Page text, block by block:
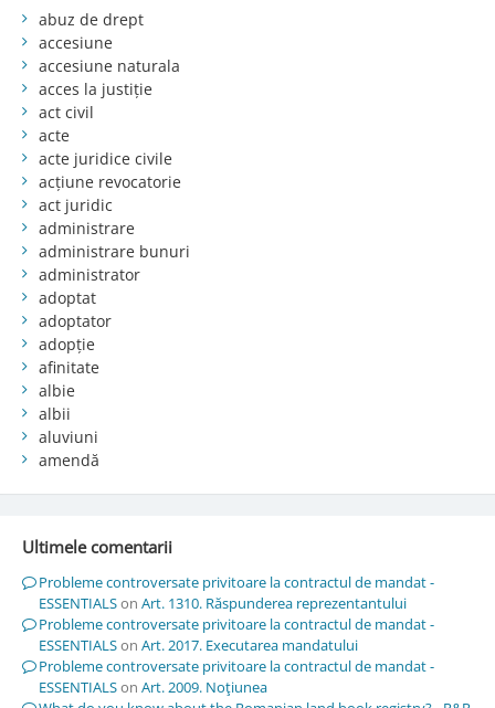
abuz de drept
accesiune
accesiune naturala
acces la justiție
act civil
acte
acte juridice civile
acțiune revocatorie
act juridic
administrare
administrare bunuri
administrator
adoptat
adoptator
adopție
afinitate
albie
albii
aluviuni
amendă
Ultimele comentarii
Probleme controversate privitoare la contractul de mandat -
ESSENTIALSon Art. 1310. Răspunderea reprezentantului
Probleme controversate privitoare la contractul de mandat -
ESSENTIALSon Art. 2017. Executarea mandatului
Probleme controversate privitoare la contractul de mandat -
ESSENTIALSon Art. 2009. Noţiunea